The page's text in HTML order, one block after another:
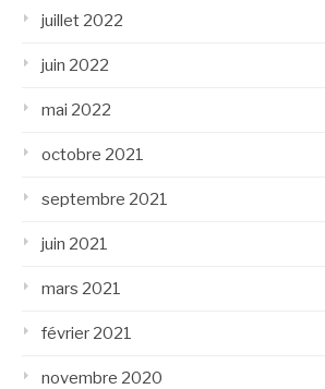
juillet 2022
juin 2022
mai 2022
octobre 2021
septembre 2021
juin 2021
mars 2021
février 2021
novembre 2020